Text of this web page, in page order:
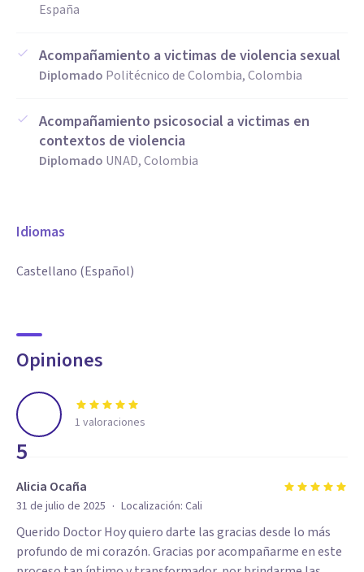
España
Acompañamiento a victimas de violencia sexual
Diplomado Politécnico de Colombia, Colombia
Acompañamiento psicosocial a victimas en
contextos de violencia
Diplomado UNAD, Colombia
Idiomas
Castellano (Español)
Opiniones
5
1 valoraciones
Alicia Ocaña
31 de julio de 2025 · Localización: Cali
Querido Doctor Hoy quiero darte las gracias desde lo más
profundo de mi corazón. Gracias por acompañarme en este